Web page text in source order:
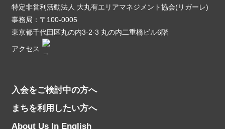
特定非営利活動法人 大丸有エリアマネジメント協会(リガーレ)
事務局：〒100-0005
東京都千代田区丸の内3-2-3 丸の内二重橋ビル6階
アクセス
入会をご検討中の方へ
まちを利用したい方へ
About Us In English